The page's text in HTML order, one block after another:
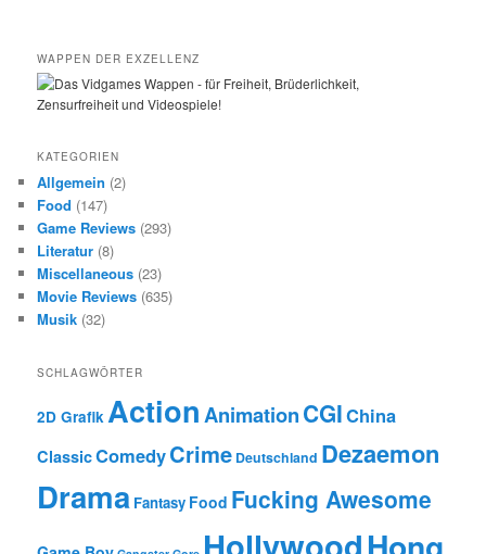
WAPPEN DER EXZELLENZ
KATEGORIEN
Allgemein (2)
Food (147)
Game Reviews (293)
Literatur (8)
Miscellaneous (23)
Movie Reviews (635)
Musik (32)
SCHLAGWÖRTER
2D GrafikActionAnimationCGIChina
ClassicComedyCrime Deutschland Dezaemon
Drama Fantasy Food Fucking Awesome